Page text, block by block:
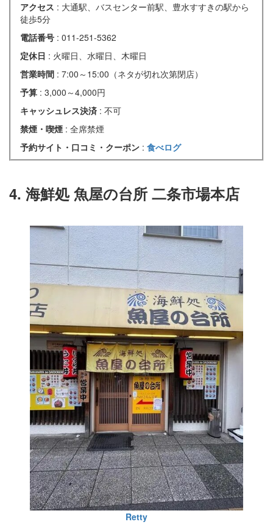
アクセス : 大通駅、バスセンター前駅、豊水すすきの駅から
徒歩5分
電話番号 : 011-251-5362
定休日 : 火曜日、水曜日、木曜日
営業時間 : 7:00～15:00（ネタが切れ次第閉店）
予算 : 3,000～4,000円
キャッシュレス決済 : 不可
禁煙・喫煙 : 全席禁煙
予約サイト・口コミ・クーポン : 食べログ
4. 海鮮処 魚屋の台所 二条市場本店
Retty